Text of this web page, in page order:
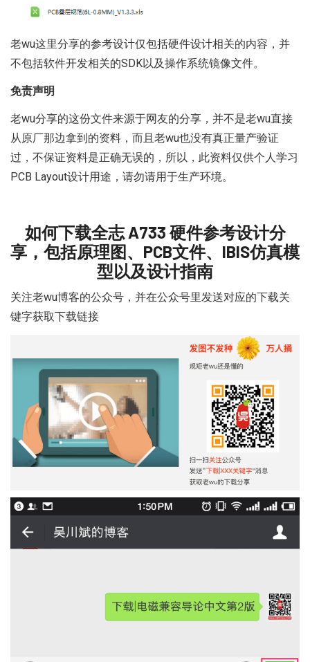
老wu这里分享的参考设计仅包括硬件设计相关的内容，并
不包括软件开发相关的SDK以及操作系统镜像文件。
免责声明
老wu分享的这份文件来源于网友的分享，并不是老wu直接
从原厂那边拿到的资料，而且老wu也没有真正量产验证
过，不保证资料是正确无误的，所以，此资料仅供个人学习
PCB Layout设计用途，请勿请用于生产环境。
如何下载全志 A733 硬件参考设计分
享，包括原理图、PCB文件、IBIS仿真模
型以及设计指南
关注老wu博客的公众号 ，并在公众号里发送对应的下载关
键字获取下载链接